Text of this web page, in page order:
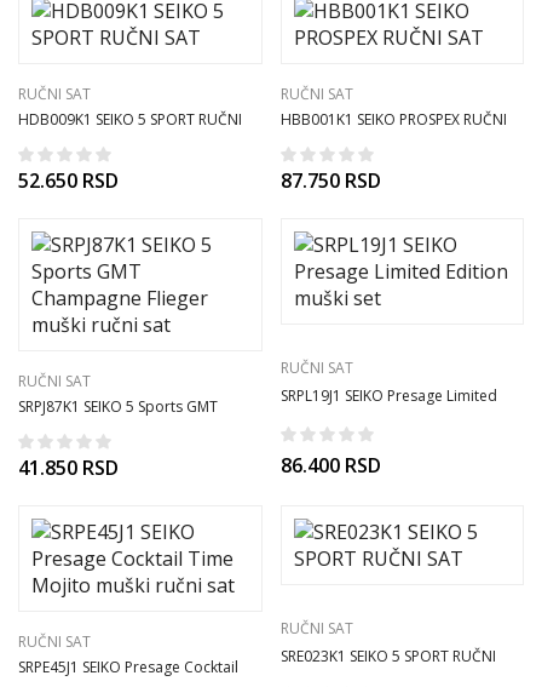
RUČNI SAT
HDB009K1 SEIKO 5 SPORT RUČNI
SAT
52.650 RSD
RUČNI SAT
HBB001K1 SEIKO PROSPEX RUČNI
SAT
87.750 RSD
RUČNI SAT
SRPJ87K1 SEIKO 5 Sports GMT
Champagne Flieger muški ručni sat
41.850 RSD
RUČNI SAT
SRPL19J1 SEIKO Presage Limited
86.400 RSD
RUČNI SAT
SRPE45J1 SEIKO Presage Cocktail
RUČNI SAT
SRE023K1 SEIKO 5 SPORT RUČNI